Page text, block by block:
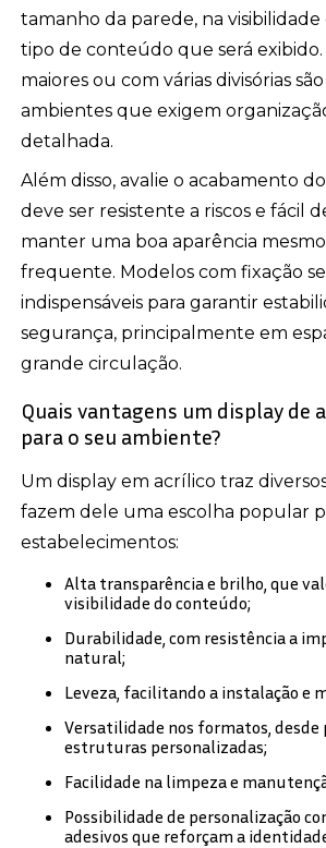
tamanho da parede, na visibilidade
tipo de conteúdo que será exibido.
maiores ou com várias divisórias
ambientes que exigem
detalhada.
Além disso, avalie o acabamento
deve ser resistente a riscos e fácil
manter uma boa aparência
frequente. Modelos com fixação
indispensáveis para garantir
segurança, principalmente em
grande circulação.
Quais vantagens um display de
para o seu ambiente?
Um display em acrílico traz
fazem dele uma escolha popular
estabelecimentos:
Alta transparência e brilho, que valorizam a
visibilidade do conteúdo;
Durabilidade, com resistência a impactos e desgaste
natural;
Leveza, facilitando a instalação e
Versatilidade nos formatos, desde painéis simples até
estruturas personalizadas;
Facilidade na limpeza e
Possibilidade de personalização com gravações ou
adesivos que reforçam a